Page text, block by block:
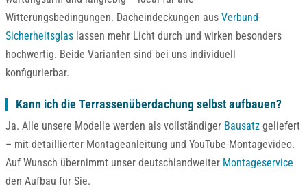
Witterungsbedingungen. Dacheindeckungen aus Verbund-
Sicherheitsglas lassen mehr Licht durch und wirken besonders
hochwertig. Beide Varianten sind bei uns individuell
konfigurierbar.
Kann ich die Terrassenüberdachung selbst aufbauen?
Ja. Alle unsere Modelle werden als vollständiger Bausatz geliefert
– mit detaillierter Montageanleitung und YouTube-Montagevideo.
Auf Wunsch übernimmt unser deutschlandweiter Montageservice
den Aufbau für Sie.